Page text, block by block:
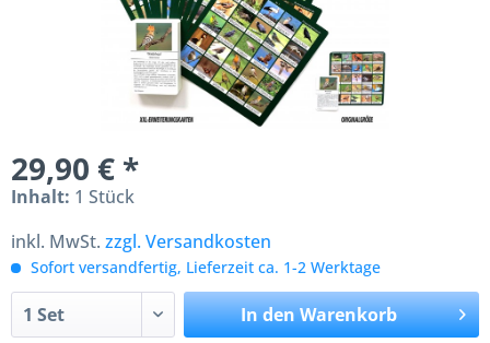
29,90 € *
Inhalt: 1 Stück
inkl. MwSt. zzgl. Versandkosten
Sofort versandfertig, Lieferzeit ca. 1-2 Werktage
In denWarenkorb